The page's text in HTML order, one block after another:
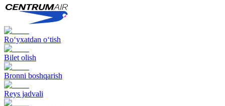
Ro‘yxatdan o‘tish
Bilet olish
Bronni boshqarish
Reys jadvali